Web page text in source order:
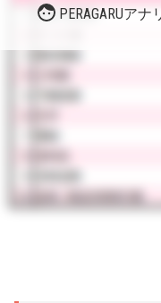
PERAGARUアナ